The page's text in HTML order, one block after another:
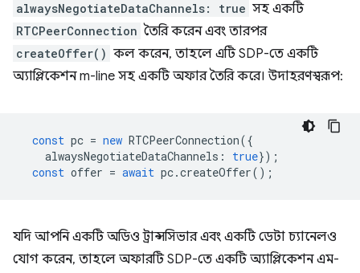
alwaysNegotiateDataChannels: true সহ একটি
RTCPeerConnection তৈরি করেন এবং তারপর
createOffer() কল করেন, তাহলে এটি SDP-তে একটি
অ্যাপ্লিকেশন m-line সহ একটি অফার তৈরি করে। উদাহরণস্বরূপ:
const pc = new RTCPeerConnection({
alwaysNegotiateDataChannels : true});
const offer = await pc.createOffer();
যদি আপনি একটি অডিও ট্রান্সসিভার এবং একটি ডেটা চ্যানেলও
যোগ করেন, তাহলে অফারটি SDP-তে একটি অ্যাপ্লিকেশন এম-